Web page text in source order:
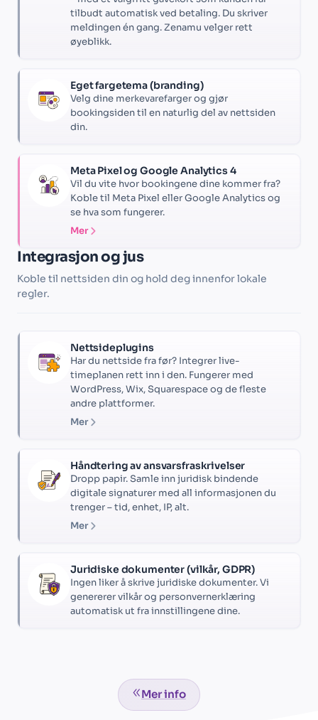
tilbudt automatisk ved betaling. Du skriver
meldingen én gang. Zenamu velger rett
øyeblikk.
Eget fargetema (branding)
Velg dine merkevarefarger og gjør
bookingsiden til en naturlig del av nettsiden
din.
Meta Pixel og Google Analytics 4
Vil du vite hvor bookingene dine kommer fra?
Koble til Meta Pixel eller Google Analytics og
se hva som fungerer.
Mer
Integrasjon og jus
Koble til nettsiden din og hold deg innenfor lokale
regler.
Nettsideplugins
Har du nettside fra før? Integrer live-
timeplanen rett inn i den. Fungerer med
WordPress, Wix, Squarespace og de fleste
andre plattformer.
Mer
Håndtering av ansvarsfraskrivelser
Dropp papir. Samle inn juridisk bindende
digitale signaturer med all informasjonen du
trenger – tid, enhet, IP, alt.
Mer
Juridiske dokumenter (vilkår, GDPR)
Ingen liker å skrive juridiske dokumenter. Vi
genererer vilkår og personvernerklæring
automatisk ut fra innstillingene dine.
Mer info